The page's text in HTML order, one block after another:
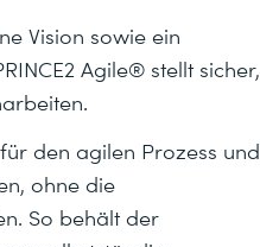
Vision sowie ein
Agile® stellt sicher,
den agilen Prozess und
ohne die
So behält der